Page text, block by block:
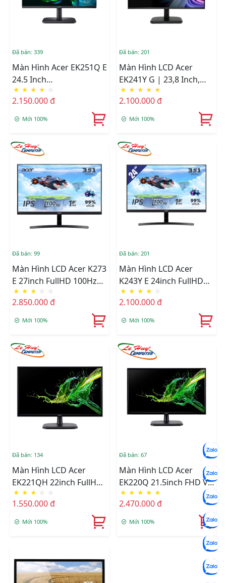
Đã bán: 339
Màn Hình Acer EK251Q E
24.5 Inch
(1920x1080/IPS/100Hz/1ms)
★ ★ ★ ★ ☆
2.150.000 đ
Mới 100%
Đã bán: 201
Màn Hình LCD Acer
EK241Y G | 23,8 Inch,
Full HD, IPS, 120Hz
★ ★ ★ ★ ★
2.100.000 đ
Mới 100%
Đã bán: 99
Màn Hình LCD Acer K273
E 27inch FullHD 100Hz
1ms IPS
★ ★ ★ ☆ ☆
2.850.000 đ
Mới 100%
Đã bán: 201
Màn Hình LCD Acer
K243Y E 24inch FullHD
100Hz 1ms IPS
★ ★ ★ ★ ☆
2.100.000 đ
Mới 100%
Đã bán: 134
Màn Hình LCD Acer
EK221QH 22inch FullHD
100Hz 1ms VA
★ ★ ★ ☆ ☆
1.550.000 đ
Mới 100%
Đã bán: 67
Màn Hình LCD Acer
EK220Q 21.5inch FHD VA
75Hz
★ ★ ★ ★ ★
2.470.000 đ
Mới 100%